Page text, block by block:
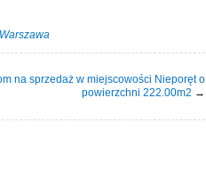
Warszawa
na sprzedaż w miejscowości Nieporęt o
powierzchni 222.00m2 →